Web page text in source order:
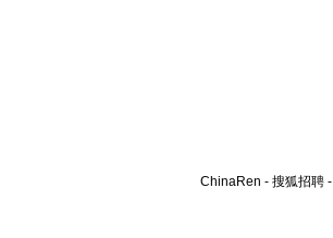
ChinaRen - 搜狐招聘 -